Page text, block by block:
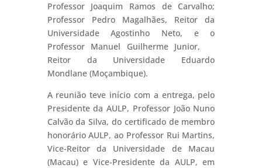
Professor Joaquim Ramos de Carvalho;
Professor Pedro Magalhães, Reitor da
Universidade Agostinho Neto, e o
Professor Manuel Guilherme Junior,
Reitor da Universidade Eduardo
Mondlane (Moçambique).
A reunião teve início com a entrega, pelo
Presidente da AULP, Professor João Nuno
Calvão da Silva, do certificado de membro
honorário AULP, ao Professor Rui Martins,
Vice-Reitor da Universidade de Macau
(Macau) e Vice-Presidente da AULP, em